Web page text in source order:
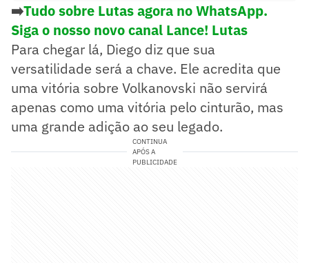
➡️Tudo sobre Lutas agora no WhatsApp.
Siga o nosso novo canal Lance! Lutas
Para chegar lá, Diego diz que sua
versatilidade será a chave. Ele acredita que
uma vitória sobre Volkanovski não servirá
apenas como uma vitória pelo cinturão, mas
uma grande adição ao seu legado.
CONTINUA
APÓS A
PUBLICIDADE